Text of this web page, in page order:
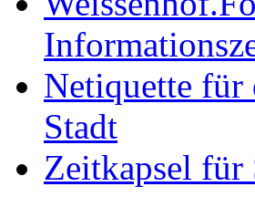
Netiquette für
Stadt
Zeitkapsel